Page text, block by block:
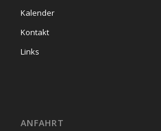
Kalender
Kontakt
Links
ANFAHRT